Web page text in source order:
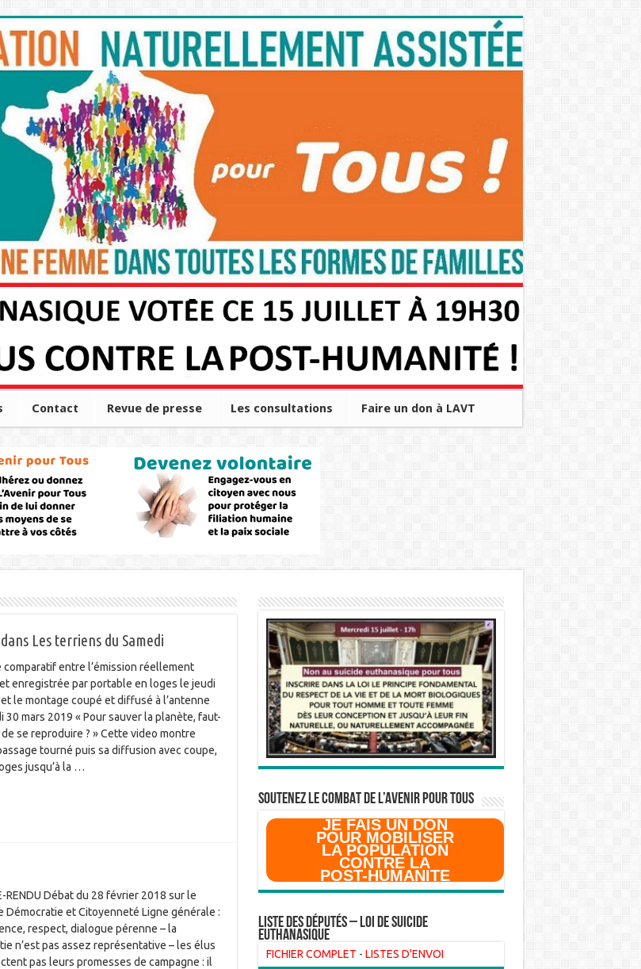
Contact Revue de presse Les consultations Faire un don à LAVT
Les terriens du Samedi
comparatif entre l’émission réellement
enregistrée par portable en loges le jeudi
et le montage coupé et diffusé à l’antenne
30 mars 2019 « Pour sauver la planète, faut-
se reproduire ? » Cette video montre
tourné puis sa diffusion avec coupe,
jusqu’à la …
RENDU Débat du 28 février 2018 sur le
Démocratie et Citoyenneté Ligne générale :
respect, dialogue pérenne – la
n’est pas assez représentative – les élus
pas leurs promesses de campagne : il
SOUTENEZ LE COMBAT DE L’AVenir pour Tous
JE FAIS UN DON
POUR MOBILISER
LA POPULATION
CONTRE LA
POST-HUMANITE
Liste des Députés – Loi de suicide
euthanasique
FICHIER COMPLET - LISTES D'ENVOI